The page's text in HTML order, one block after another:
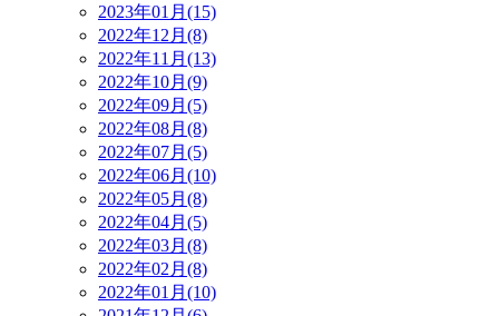
2023年01月(15)
2022年12月(8)
2022年11月(13)
2022年10月(9)
2022年09月(5)
2022年08月(8)
2022年07月(5)
2022年06月(10)
2022年05月(8)
2022年04月(5)
2022年03月(8)
2022年02月(8)
2022年01月(10)